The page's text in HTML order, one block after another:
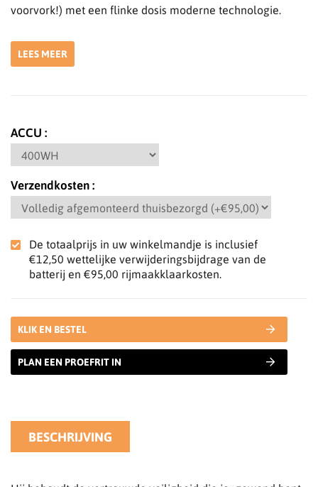
voorvork!) met een flinke dosis moderne technologie.
LEES MEER
ACCU
Verzendkosten
De totaalprijs in uw winkelmandje is inclusief
€12,50 wettelijke verwijderingsbijdrage van de
batterij en €95,00 rijmaakklaarkosten.
KLIK EN BESTEL
PLAN EEN PROEFRIT IN
BESCHRIJVING